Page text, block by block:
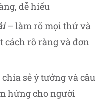
dễ hiểu
– làm rõ mọi thứ và
cách rõ ràng và đơn
sẻ ý tưởng và câu
hứng cho người